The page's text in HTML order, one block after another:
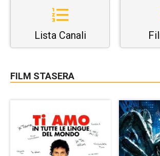
Lista Canali
FILM STASERA